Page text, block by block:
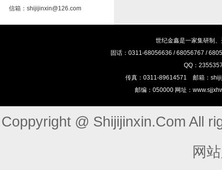
信箱：shijijinxin@126.com
世纪金鑫是一家集研制
固话：0311-68056636 / 68056767 /
QQ：
传真：0311-89614571 邮箱：
邮编：050000 网址：
Coppyright @ Shijijinxin.Com All
网